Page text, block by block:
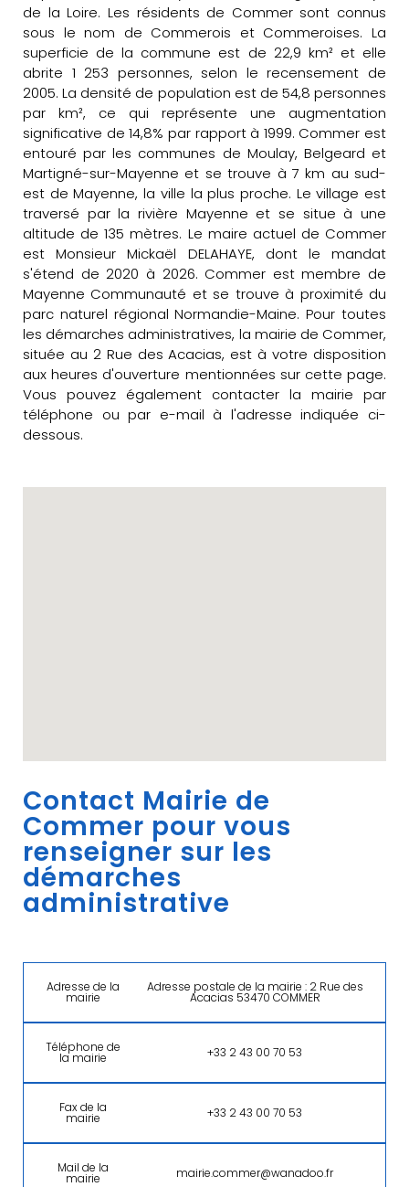
de la Loire. Les résidents de Commer sont connus
sous le nom de Commerois et Commeroises. La
superficie de la commune est de 22,9 km² et elle
abrite 1 253 personnes, selon le recensement de
2005. La densité de population est de 54,8 personnes
par km², ce qui représente une augmentation
significative de 14,8% par rapport à 1999. Commer est
entouré par les communes de Moulay, Belgeard et
Martigné-sur-Mayenne et se trouve à 7 km au sud-
est de Mayenne, la ville la plus proche. Le village est
traversé par la rivière Mayenne et se situe à une
altitude de 135 mètres. Le maire actuel de Commer
est Monsieur Mickaël DELAHAYE, dont le mandat
s'étend de 2020 à 2026. Commer est membre de
Mayenne Communauté et se trouve à proximité du
parc naturel régional Normandie-Maine. Pour toutes
les démarches administratives, la mairie de Commer,
située au 2 Rue des Acacias, est à votre disposition
aux heures d'ouverture mentionnées sur cette page.
Vous pouvez également contacter la mairie par
téléphone ou par e-mail à l'adresse indiquée ci-
dessous.
Contact Mairie de
Commer pour vous
renseigner sur les
démarches
administrative
Adresse de la
mairie
Adresse postale de la mairie : 2 Rue des
Acacias 53470 COMMER
Téléphone de
la mairie +33 2 43 00 70 53
Fax de la
mairie +33 2 43 00 70 53
Mail de la
mairie mairie.commer@wanadoo.fr